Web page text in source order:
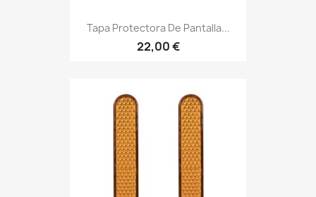
Tapa Protectora De Pantalla...
22,00 €